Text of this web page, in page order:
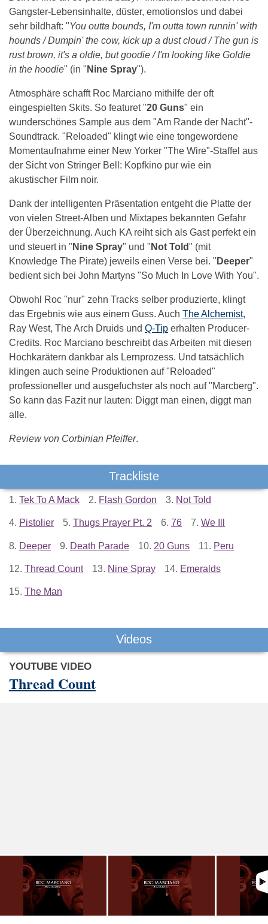
Gangster-Lebensinhalte, düster, emotionslos und dabei
sehr bildhaft: "You outta bounds, I'm outta town runnin' with
hounds / Dumpin' the cow, kick up a dust cloud / The gun is
rust brown, it's a oldie, but goodie / I'm looking like Goldie
in the hoodie" (in " Nine Spray").
Atmosphäre schafft Roc Marciano mithilfe der oft
eingespielten Skits. So featuret "20 Guns" ein
wunderschönes Sample aus dem "Am Rande der Nacht"-
Soundtrack. "Reloaded" klingt wie eine tongewordene
Momentaufnahme einer New Yorker "The Wire"-Staffel aus
der Sicht von Stringer Bell: Kopfkino pur wie ein
akustischer Film noir.
Dank der intelligenten Präsentation entgeht die Platte der
von vielen Street-Alben und Mixtapes bekannten Gefahr
der Überzeichnung. Auch KA reiht sich als Gast perfekt ein
und steuert in " Nine Spray" und " Not Told" (mit
Knowledge The Pirate) jeweils einen Verse bei. " Deeper"
bedient sich bei John Martyns "So Much In Love With You".
Obwohl Roc "nur" zehn Tracks selber produzierte, klingt
das Ergebnis wie aus einem Guss. Auch The Alchemist,
Ray West, The Arch Druids und Q-Tip erhalten Producer-
Credits. Roc Marciano beschreibt das Arbeiten mit diesen
Hochkarätern dankbar als Lernprozess. Und tatsächlich
klingen auch seine Produktionen auf "Reloaded"
professioneller und ausgefuchster als noch auf "Marcberg".
So kann das Fazit nur lauten: Diggt man einen, diggt man
alle.
Review von Corbinian Pfeiffer.
Trackliste
1. Tek To A Mack 2. Flash Gordon 3. Not Told
4. Pistolier 5. Thugs Prayer Pt. 2 6. 76 7. We Ill
8. Deeper 9. Death Parade 10. 20 Guns 11. Peru
12. Thread Count 13. Nine Spray 14. Emeralds
15. The Man
Videos
YOUTUBE VIDEO
Thread Count